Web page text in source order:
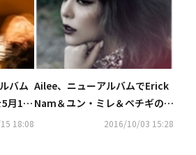
バム
5月16
ラボ
18:08
Ailee、ニューアルバムでErick
Nam＆ユン・ミレ＆ペチギのタ
2016/10/03 15:28